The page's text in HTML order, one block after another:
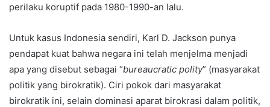
perilaku koruptif pada 1980-1990-an lalu.
Untuk kasus Indonesia sendiri, Karl D. Jackson punya
pendapat kuat bahwa negara ini telah menjelma menjadi
apa yang disebut sebagai “bureaucratic polity” (masyarakat
politik yang birokratik). Ciri pokok dari masyarakat
birokratik ini, selain dominasi aparat birokrasi dalam politik,